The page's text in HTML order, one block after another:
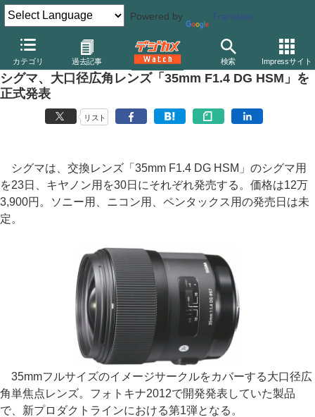
Powered by Translate
カテゴリ 過去記事 検索 Impressサイト
デジカメ Watch レンズ 交換レンズ シグマ
シグマ、大口径広角レンズ「35mm F1.4 DG HSM」を
正式発表
リスト
シグマは、交換レンズ「35mm F1.4 DG HSM」のシグマ用
を23日、キヤノン用を30日にそれぞれ発売する。価格は12万
3,900円。ソニー用、ニコン用、ペンタックス用の発売日は未
定。
35mmフルサイズのイメージサークルをカバーする大口径広
角単焦点レンズ。フォトキナ2012で開発発表していた製品
で、新プロダクトラインにおける第1弾となる。